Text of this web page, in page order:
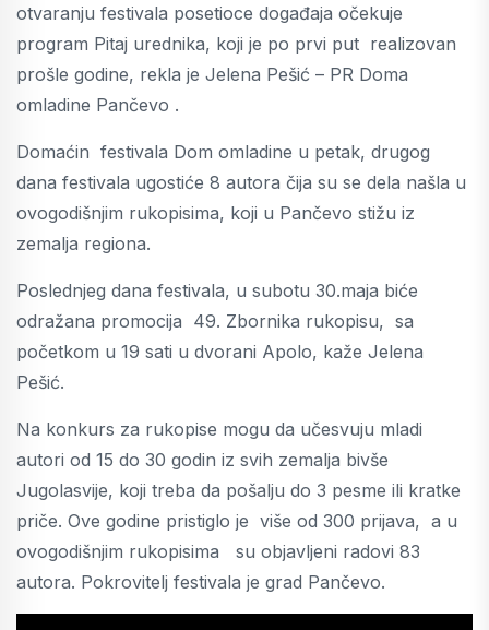
otvaranju festivala posetioce događaja očekuje
program Pitaj urednika, koji je po prvi put realizovan
prošle godine, rekla je Jelena Pešić – PR Doma
omladine Pančevo .
Domaćin festivala Dom omladine u petak, drugog
dana festivala ugostiće 8 autora čija su se dela našla u
ovogodišnjim rukopisima, koji u Pančevo stižu iz
zemalja regiona.
Poslednjeg dana festivala, u subotu 30.maja biće
odražana promocija 49. Zbornika rukopisu, sa
početkom u 19 sati u dvorani Apolo, kaže Jelena
Pešić.
Na konkurs za rukopise mogu da učesvuju mladi
autori od 15 do 30 godin iz svih zemalja bivše
Jugolasvije, koji treba da pošalju do 3 pesme ili kratke
priče. Ove godine pristiglo je više od 300 prijava, a u
ovogodišnjim rukopisima su objavljeni radovi 83
autora. Pokrovitelj festivala je grad Pančevo.